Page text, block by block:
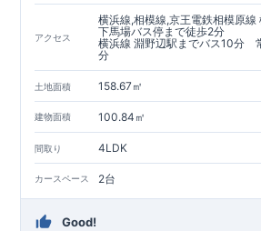
アクセス
横浜線,相模線,京王電鉄相模原
下馬場バス停まで徒歩2分
横浜線 淵野辺駅までバス10分
分
土地面積 158.67㎡
建物面積 100.84㎡
間取り 4LDK
カースペース 2台
Good!